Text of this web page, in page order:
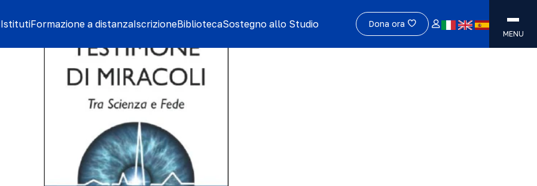
Formazione a distanzaIscrizioneBibliotecaSostegno allo Studio Dona ora
MENU